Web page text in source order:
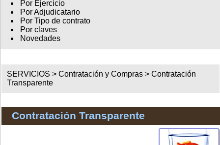
Por Ejercicio
Por Adjudicatario
Por Tipo de contrato
Por claves
Novedades
SERVICIOS >Contratación y Compras >Contratación
Transparente
Contratación Transparente